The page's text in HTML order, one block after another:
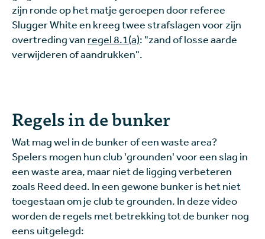
zijn ronde op het matje geroepen door referee
Slugger White en kreeg twee strafslagen voor zijn
overtreding van regel 8.1(a): "zand of losse aarde
verwijderen of aandrukken".
Regels in de bunker
Wat mag wel in de bunker of een waste area?
Spelers mogen hun club 'grounden' voor een slag in
een waste area, maar niet de ligging verbeteren
zoals Reed deed. In een gewone bunker is het niet
toegestaan om je club te grounden. In deze video
worden de regels met betrekking tot de bunker nog
eens uitgelegd: